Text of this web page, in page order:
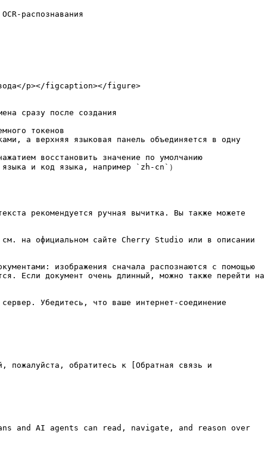
распознавания
p></figcaption></figure>
сразу после создания
токенов
а верхняя языковая панель объединяется в одну
восстановить значение по умолчанию
и код языка, например `zh-cn`）
Если документ очень длинный, можно также перейти на
пожалуйста, обратитесь к [Обратная связь и
and AI agents can read, navigate, and reason over